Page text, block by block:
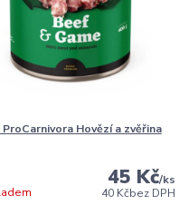
ProCarnivora Hovězí a zvěřina
45 Kč/ks
40 Kčbez DPH